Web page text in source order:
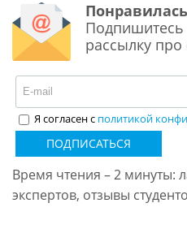
Подпишитесь
рассылку
Я согласен с политикой
ПОДПИСАТЬСЯ
Время чтения – 2 минуты:
экспертов, отзывы